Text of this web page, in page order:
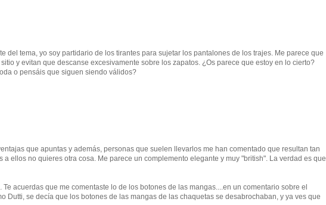
del tema, yo soy partidario de los tirantes para sujetar los pantalones de los trajes. Me parece que
y evitan que descanse excesivamente sobre los zapatos. ¿Os parece que estoy en lo cierto?
o pensáis que siguen siendo válidos?
que apuntas y además, personas que suelen llevarlos me han comentado que resultan tan
a ellos no quieres otra cosa. Me parece un complemento elegante y muy "british". La verdad es que
Te acuerdas que me comentaste lo de los botones de las mangas....en un comentario sobre el
Dutti, se decía que los botones de las mangas de las chaquetas se desabrochaban, y ya ves que